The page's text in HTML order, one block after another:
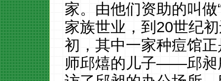
家。由他们资助的叫
家族世业，到20世纪
初，其中一家种痘馆
师邱熺的儿子——邱昶